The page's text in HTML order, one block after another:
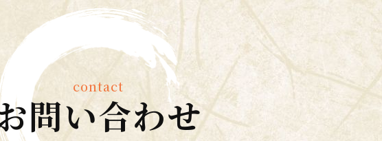
contact
問い合わせ